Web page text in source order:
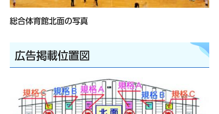
総合体育館北面の写真
広告掲載位置図